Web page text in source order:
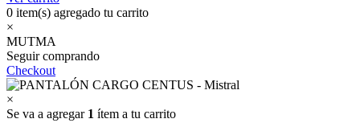
0 item(s) agregado tu carrito
×
MUTMA
Seguir comprando
Checkout
×
Se va a agregar 1 ítem a tu carrito